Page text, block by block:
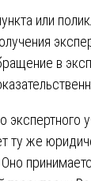
или
в
ту же